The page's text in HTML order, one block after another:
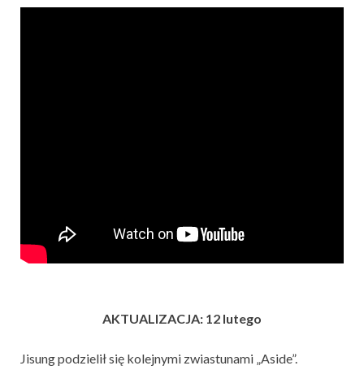
AKTUALIZACJA: 12 lutego
Jisung podzielił się kolejnymi zwiastunami „Aside”.